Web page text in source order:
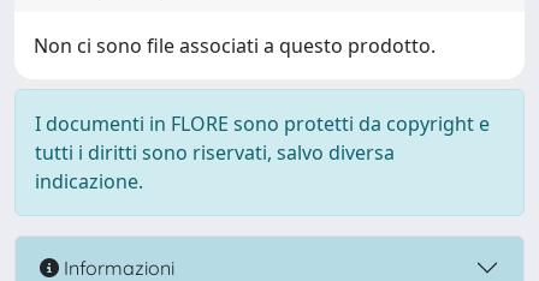
Non ci sono file associati a questo prodotto.
I documenti in FLORE sono protetti da copyright e
tutti i diritti sono riservati, salvo diversa
indicazione.
Informazioni